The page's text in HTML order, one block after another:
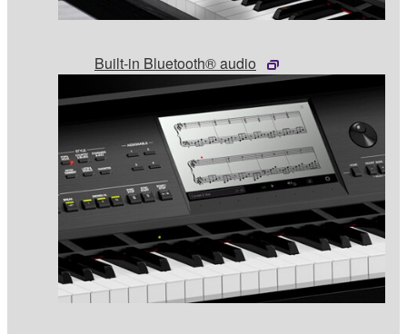
Built-in Bluetooth® audio